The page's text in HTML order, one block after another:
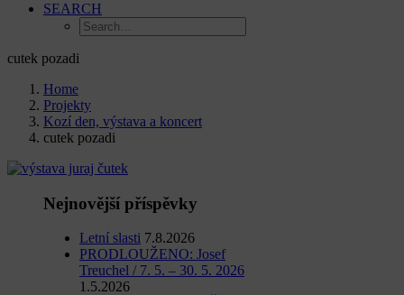
SEARCH
cutek pozadi
Home
Projekty
Kozí den, výstava a koncert
cutek pozadi
Nejnovější příspěvky
Letní slasti 7.8.2026
PRODLOUŽENO: Josef
Treuchel / 7. 5. – 30. 5. 2026
1.5.2026